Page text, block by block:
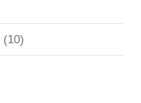
(10)